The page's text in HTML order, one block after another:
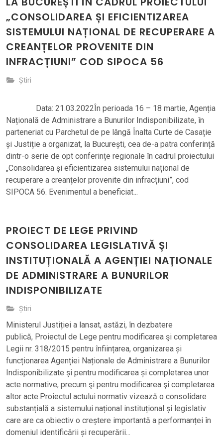
„CONSOLIDAREA ȘI EFICIENTIZAREA
SISTEMULUI NAȚIONAL DE RECUPERARE A
CREANȚELOR PROVENITE DIN
INFRACȚIUNI” COD SIPOCA 56
Știri
Data: 21.03.2022În perioada 16 – 18 martie, Agenția
Națională de Administrare a Bunurilor Indisponibilizate, în
parteneriat cu Parchetul de pe lângă Înalta Curte de Casație
și Justiție a organizat, la București, cea de-a patra conferință
dintr-o serie de opt conferințe regionale în cadrul proiectului
„Consolidarea și eficientizarea sistemului național de
recuperare a creanțelor provenite din infracțiuni”, cod
SIPOCA 56. Evenimentul a beneficiat...
PROIECT DE LEGE PRIVIND
CONSOLIDAREA LEGISLATIVĂ ȘI
INSTITUȚIONALĂ A AGENȚIEI NAȚIONALE
DE ADMINISTRARE A BUNURILOR
INDISPONIBILIZATE
Știri
Ministerul Justiției a lansat, astăzi, în dezbatere
publică, Proiectul de Lege pentru modificarea şi completarea
Legii nr. 318/2015 pentru înființarea, organizarea și
funcționarea Agenției Naționale de Administrare a Bunurilor
Indisponibilizate și pentru modificarea și completarea unor
acte normative, precum şi pentru modificarea şi completarea
altor acte.Proiectul actului normativ vizează o consolidare
substanțială a sistemului național instituțional și legislativ
care are ca obiectiv o creștere importantă a performanței în
domeniul identificării și recuperării...